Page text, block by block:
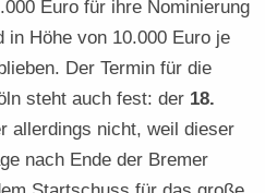
Euro für ihre Nominierung
in Höhe von 10.000 Euro je
Der Termin für die
steht auch fest: der 18.
allerdings nicht, weil dieser
nach Ende der Bremer